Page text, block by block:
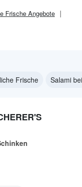
Frische Angebote
Frische
Salami